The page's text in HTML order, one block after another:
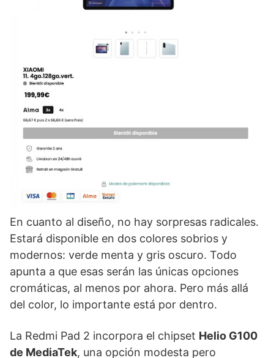
En cuanto al diseño, no hay sorpresas radicales.
Estará disponible en dos colores sobrios y
modernos: verde menta y gris oscuro. Todo
apunta a que esas serán las únicas opciones
cromáticas, al menos por ahora. Pero más allá
del color, lo importante está por dentro.
La Redmi Pad 2 incorpora el chipset Helio G100
de MediaTek, una opción modesta pero